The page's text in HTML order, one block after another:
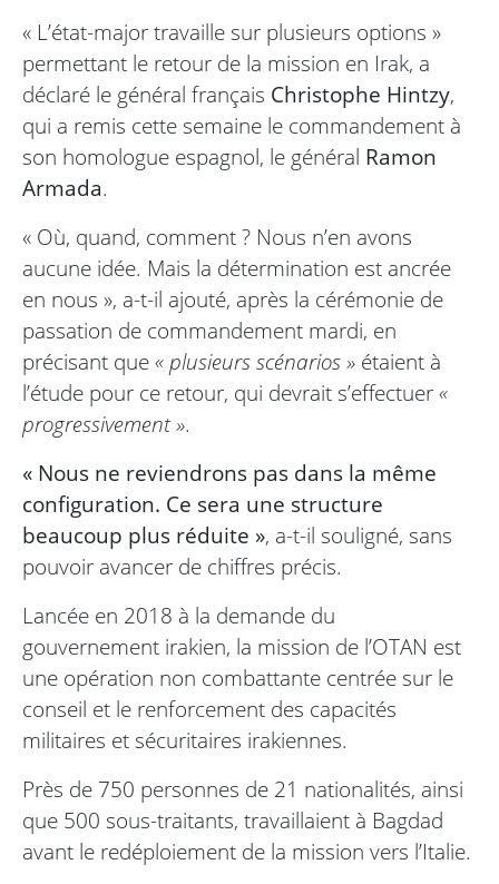
« L’état-major travaille sur plusieurs options »
permettant le retour de la mission en Irak, a
déclaré le général français Christophe Hintzy,
qui a remis cette semaine le commandement à
son homologue espagnol, le général Ramon
Armada.
« Où, quand, comment ? Nous n’en avons
aucune idée. Mais la détermination est ancrée
en nous », a-t-il ajouté, après la cérémonie de
passation de commandement mardi, en
précisant que« plusieurs scénarios » étaient à
l’étude pour ce retour, qui devrait s’effectuer«
progressivement ».
« Nous ne reviendrons pas dans la même
configuration. Ce sera une structure
beaucoup plus réduite », a-t-il souligné, sans
pouvoir avancer de chiffres précis.
Lancée en 2018 à la demande du
gouvernement irakien, la mission de l’OTAN est
une opération non combattante centrée sur le
conseil et le renforcement des capacités
militaires et sécuritaires irakiennes.
Près de 750 personnes de 21 nationalités, ainsi
que 500 sous-traitants, travaillaient à Bagdad
avant le redéploiement de la mission vers l’Italie.